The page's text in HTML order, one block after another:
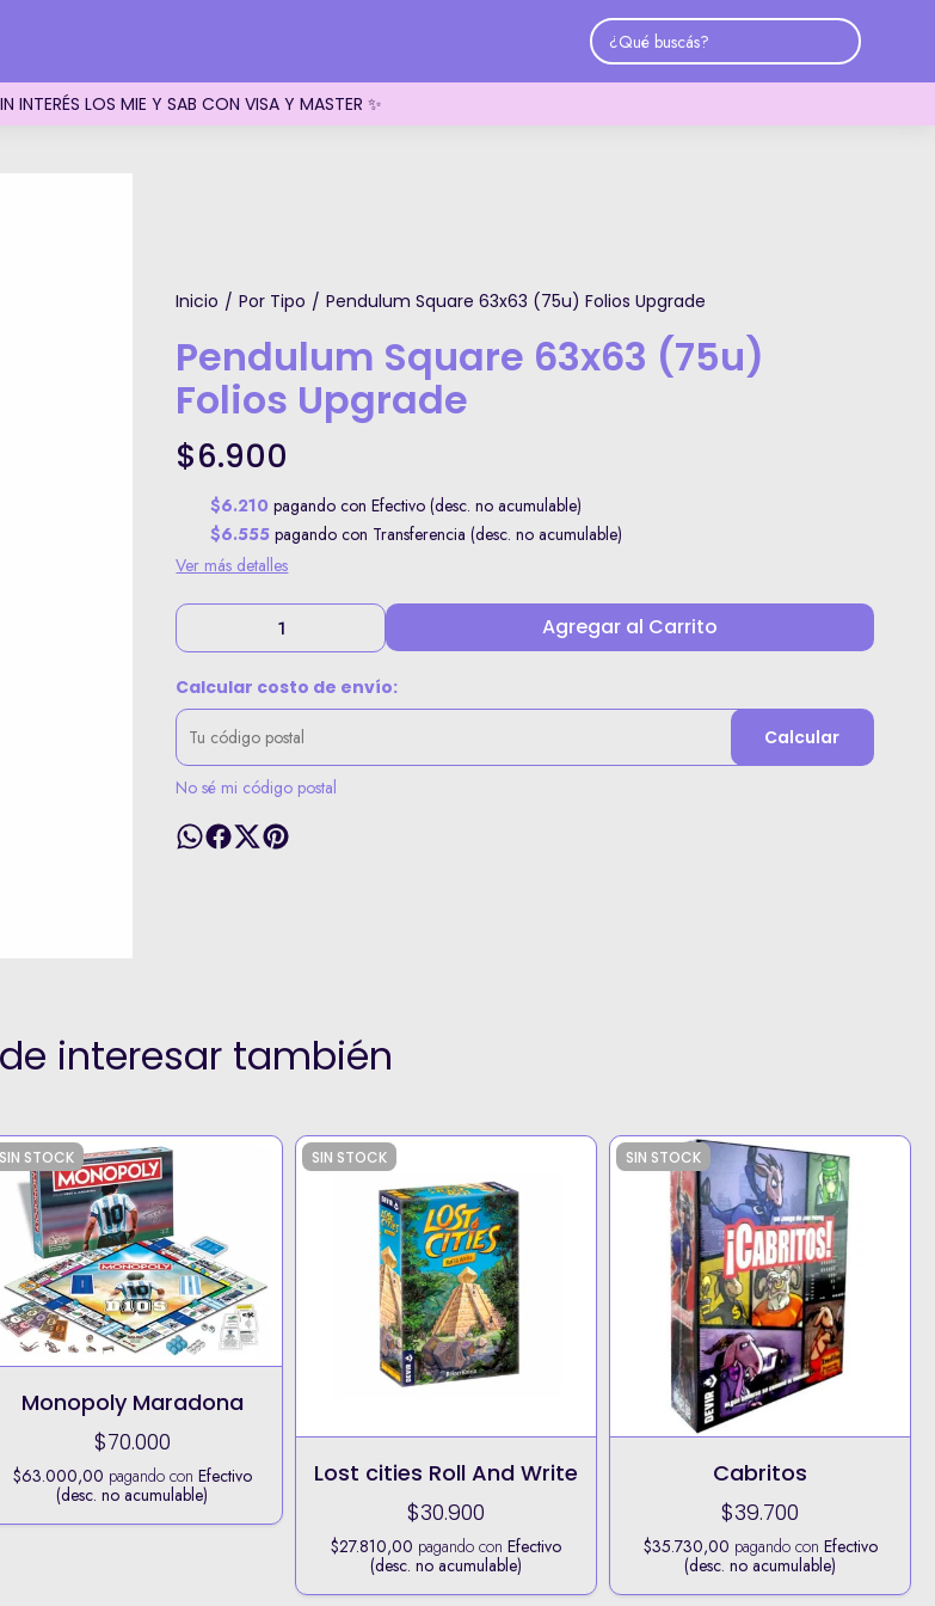
INTERÉS LOS MIE Y SAB CON VISA Y MASTER ✨
Inicio / Por Tipo / Pendulum Square 63x63 (75u) Folios Upgrade
Pendulum Square 63x63 (75u)
Folios Upgrade
$6.900
$6.210 pagando con Efectivo (desc. no acumulable)
$6.555 pagando con Transferencia (desc. no acumulable)
Ver más detalles
Agregar al Carrito
Calcular costo de envío:
Calcular
No sé mi código postal
interesar también
SIN STOCK
Monopoly Maradona
$70.000
$63.000,00 pagando con Efectivo
(desc. no acumulable)
SIN STOCK
Lost cities Roll And Write
$30.900
$27.810,00 pagando conEfectivo
(desc. no acumulable)
SIN STOCK
Cabritos
$39.700
$35.730,00 pagando con Efectivo
(desc. no acumulable)